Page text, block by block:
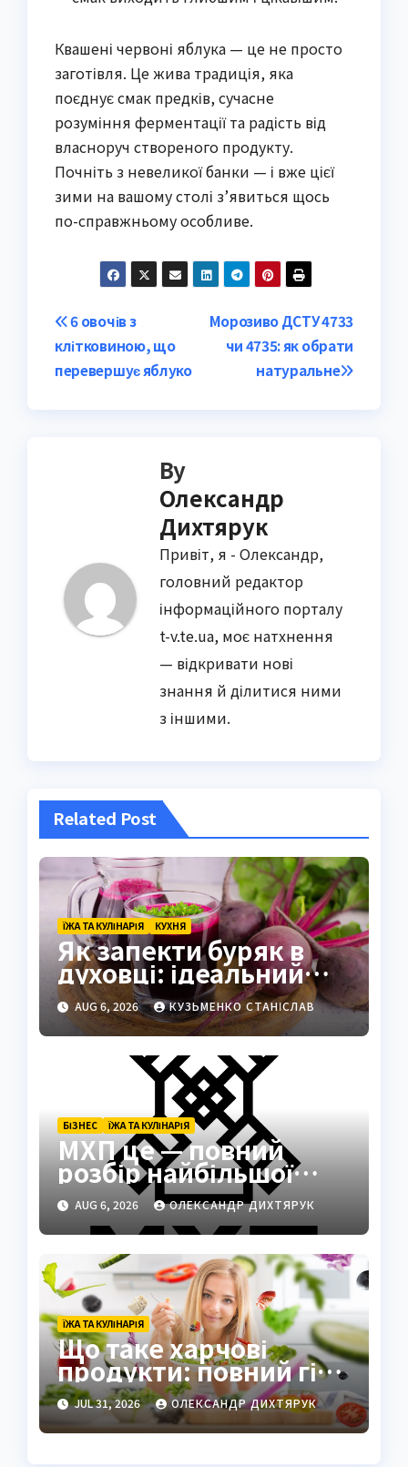
Квашені червоні яблука — це не просто
заготівля. Це жива традиція, яка
поєднує смак предків, сучасне
розуміння ферментації та радість від
власноруч створеного продукту.
Почніть з невеликої банки — і вже цієї
зими на вашому столі з’явиться щось
по-справжньому особливе.
Post
navigation
Морозиво ДСТУ 4733
чи 4735: як обрати
натуральне
6 овочів з
клітковиною, що
перевершує яблуко
By
Олександр
Дихтярук
Привіт, я - Олександр,
головний редактор
інформаційного порталу
t-v.te.ua, моє натхнення
— відкривати нові
знання й ділитися ними
з іншими.
Related Post
ЇЖА ТА КУЛІНАРІЯ КУХНЯ
Як запекти буряк в
духовці: ідеальний
спосіб зберегти смак
AUG 6, 2026 КУЗЬМЕНКО СТАНІСЛАВ
БІЗНЕС ЇЖА ТА КУЛІНАРІЯ
МХП це — повний
розбір найбільшої
кулінарної та
агротехнологічної
компанії України
AUG 6, 2026 ОЛЕКСАНДР ДИХТЯРУК
ЇЖА ТА КУЛІНАРІЯ
Що таке харчові
продукти: повний гід
по визначенню та
видам
JUL 31, 2026 ОЛЕКСАНДР ДИХТЯРУК